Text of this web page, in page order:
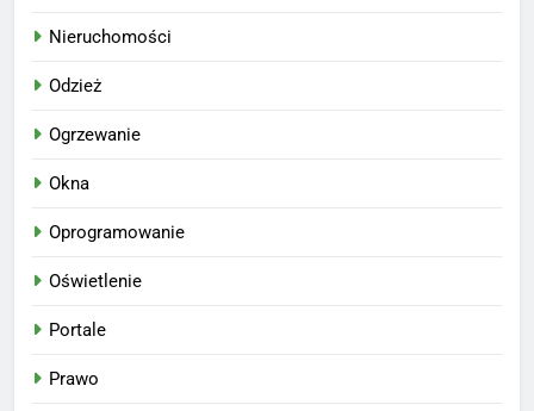
Nieruchomości
Odzież
Ogrzewanie
Okna
Oprogramowanie
Oświetlenie
Portale
Prawo